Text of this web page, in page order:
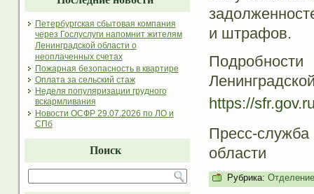
Петербургская сбытовая компания
через Гослуслуги напомнит жителям
Ленинградской области о
неоплаченных счетах
Пожарная безопасность в квартире
Оплата за сельский стаж
Неделя популяризации грудного
вскармливания
Новости ОСФР 29.07.2026 по ЛО и
СПб
Поиск
и штрафов.
https://
Пресс-
области
Рубрика: